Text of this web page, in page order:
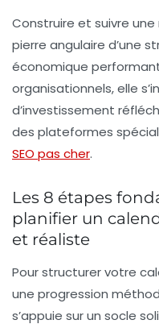
Construire et suivre
pierre angulaire d’une
économique
organisationnels, elle
d’investissement
des plateformes
SEO pas cher.
Les 8 étapes
planifier un
et réaliste
Pour structurer votre
une progression
s’appuie sur un socle